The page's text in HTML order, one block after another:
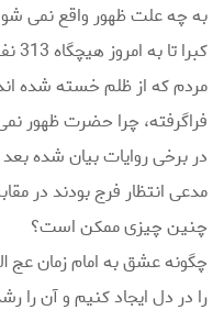
به چه علت ظهور واقع نمی
کبرا تا به امروز هیچگاه 313 نفر مومن حقیقی وجود نداشته است؟
مردم که از ظلم خسته شده
فراگرفته، چرا حضرت ظهور
در برخی روایات بیان شده
مدعی انتظار فرج بودند در
چنین چیزی ممکن است؟
چگونه عشق به امام زمان عج
را در دل ایجاد کنیم و آن را